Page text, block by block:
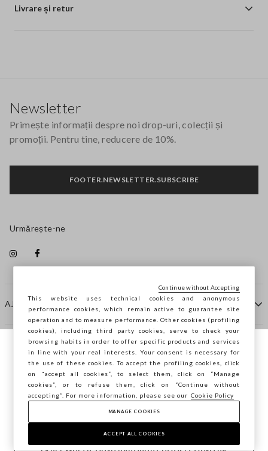
Livrare și retur
AJUTOR
COMPANIE
CONTACTE
Newsletter
Primește informații despre noi drop-uri, colecții și
promoții. Pentru tine, reducere de 10%.
FOOTER.NEWSLETTER.SUBSCRIBE
Urmărește-ne
Copyright © Ovs S.p.A. P.Iva 04240010274 - Cap. Soc.
290.923.470 -2.4.0
Navighezi pe STEFANEL Italia, vrei să
salvezi locația ta?
CONFIRMĂ
This website uses technical cookies and anonymous
performance cookies, which remain active to guarantee site
operation and to measure performance. Other cookies (profiling
cookies), including third party cookies, serve to check your
browsing habits in order to offer specific products and services
in line with your real interests. Your consent is necessary for
the use of these cookies. To accept the profiling cookies, click
on "accept all cookies”, to select them, click on “Manage
cookies”, or to refuse them, click on “Continue without
accepting”. For more information, please see our Cookie Policy
MANAGE COOKIES
ACCEPT ALL COOKIES
Continue without Accepting